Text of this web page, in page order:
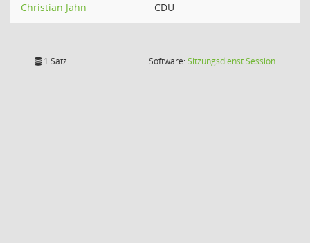
Christian Jahn CDU
1 Satz Software:SitzungsdienstSession(Wird in